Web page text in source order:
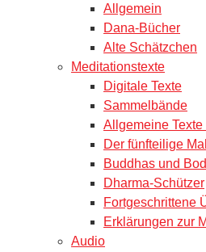
Allgemein
Dana-Bücher
Alte Schätzchen
Meditationstexte
Digitale Texte
Sammelbände
Allgemeine
Der fünfteilige
Buddhas und
Dharma-Schützer
Fortgeschrittene
Erklärungen zur
Audio